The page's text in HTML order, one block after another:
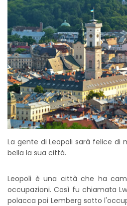
La gente di Leopoli sarà felice di
bella la sua città.
Leopoli è una città che ha
occupazioni. Così fu chiamata
polacca poi Lemberg sotto